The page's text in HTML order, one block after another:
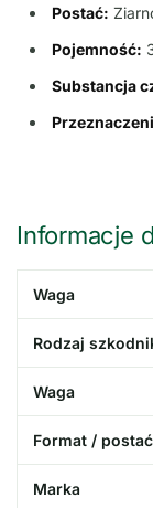
Postać:
Pojemność:
Substancja
Informacje
Waga
Rodzaj
Waga
Format / postać
Marka